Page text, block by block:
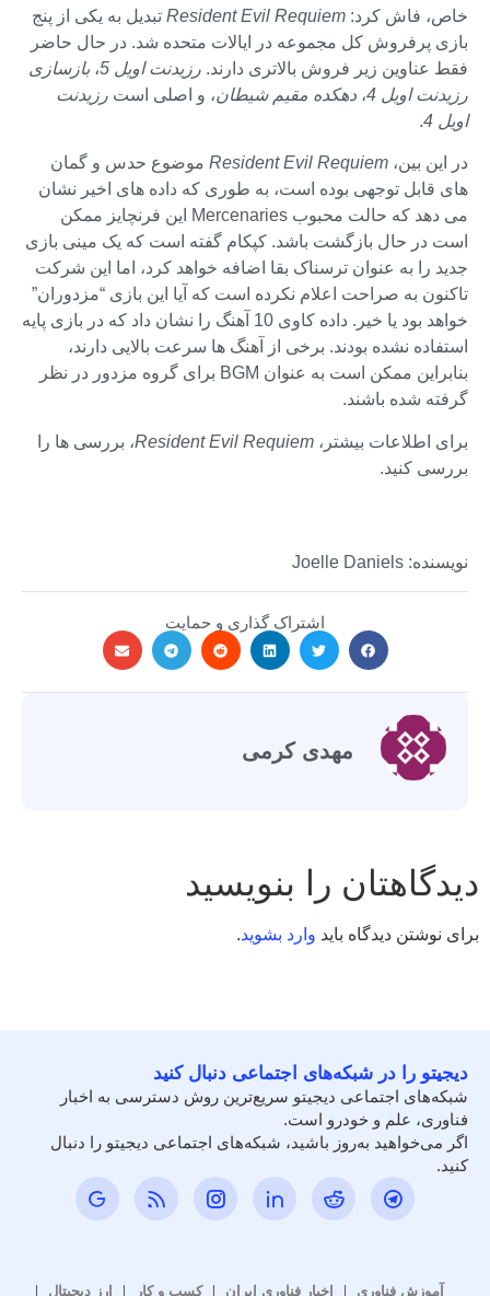
خاص، فاش کرد: Resident Evil Requiem تبدیل به یکی از پنج
بازی پرفروش کل مجموعه در ایالات متحده شد. در حال حاضر
فقط عناوین زیر فروش بالاتری دارند. رزیدنت اویل 5 ، بازسازی
رزیدنت اویل 4
، دهکده مقیم شیطان، و اصلی است رزیدنت
اویل 4
.
در این بین، Resident Evil Requiem موضوع حدس و گمان
های قابل توجهی بوده است، به طوری که داده های اخیر نشان
می دهد که حالت محبوب Mercenaries این فرنچایز ممکن
است در حال بازگشت باشد. کپکام گفته است که یک مینی بازی
جدید را به عنوان ترسناک بقا اضافه خواهد کرد، اما این شرکت
تاکنون به صراحت اعلام نکرده است که آیا این بازی “مزدوران”
خواهد بود یا خیر. داده کاوی 10 آهنگ را نشان داد که در بازی پایه
استفاده نشده بودند. برخی از آهنگ ها سرعت بالایی دارند،
بنابراین ممکن است به عنوان BGM برای گروه مزدور در نظر
گرفته شده باشند.
برای اطلاعات بیشتر، Resident Evil Requiem، بررسی ها را
بررسی کنید.
نویسنده: Joelle Daniels
اشتراک گذاری و حمایت
مهدی کرمی
دیدگاهتان را بنویسید
برای نوشتن دیدگاه باید وارد بشوید.
دیجیتو را در شبکه‌های اجتماعی دنبال کنید
شبکه‌های اجتماعی دیجیتو سریع‌ترین روش دسترسی به اخبار
فناوری، علم و خودرو است.
اگر می‌خواهید به‌روز باشید، شبکه‌های اجتماعی دیجیتو را دنبال
کنید.
آموزش فناوری اخبار فناوری ایران کسب و کار ارز دیجیتال